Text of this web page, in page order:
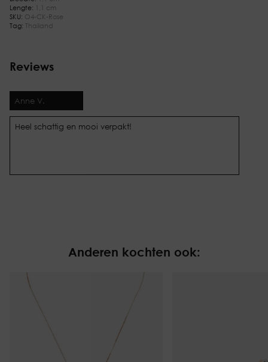
Lengte: 1,1 cm
SKU: O4-CK-Rose
Tag: Thailand
Reviews
Anne V.
Heel schattig en mooi verpakt!
Anderen kochten ook: